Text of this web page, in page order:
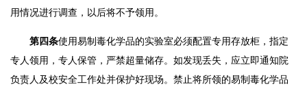
用情况进行调查，以后将不予领用。
第四条使用易制毒化学品的实验室必须配置专用存放柜，指定
专人领用，专人保管，严禁超量储存。如发现丢失，应立即通知 院
负责人及校安全工作处并保护好现场。禁止将所领的易制毒化学品